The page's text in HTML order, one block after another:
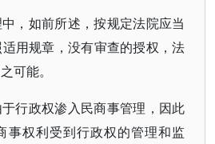
，如前所述，按规定法院应当
用规章，没有审查的授权，法
可能。
行政权渗入民商事管理，因此
事权利受到行政权的管理和监